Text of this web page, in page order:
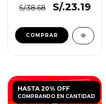
Sublimación
S/.38.68 S/.23.19
HASTA 20% OFF
COMPRANDO EN CANTIDAD